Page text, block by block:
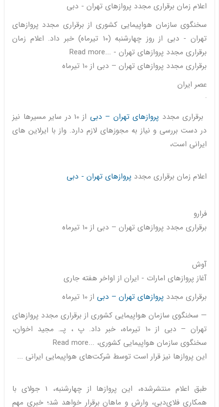
اعلام زمان برقراری مجدد پروازهای تهران - دبی
سخنگوی سازمان هواپیمایی کشوری از برقراری مجدد پروازهای
تهران - دبی از روز چهارشنبه (10 تیرماه) خبر داد. اعلام زمان
برقراری مجدد پروازهای تهران - ...Read more
برقراری مجدد پروازهای تهران – دبی از 10 تیرماه
عصر ایران
·
برقراری مجدد پروازهای تهران – دبی
از 10 در سایر مسیرها نیز
در دست بررسی و نیاز به مجوزهای لازم دارد. واز با ایرلاین های
ایرانی است،
اعلام زمان برقراری مجدد پروازهای تهران - دبی
فرارو
برقراری مجدد پروازهای تهران – دبی از 10 تیرماه
آوش
آغاز پروازهای امارات - ایران از اواخر هفته جاری
برقراری مجدد پروازهای تهران – دبی از 10 تیرماه
— سخنگوی سازمان هواپیمایی کشوری از برقراری مجدد پروازهای
تهران – دبی از 10 تیرماه، خبر داد. پ ، پـ. مجید اخوان،
سخنگوی سازمان هواپیمایی کشوری، ...Read more
این پروازها نیز قرار است توسط شرکت‌های هواپیمایی ایرانی ...
طبق اعلام منتشرشده، این پروازها از چهارشنبه، 1 جولای با
همکاری فلای‌دبی، وارش و ماهان برقرار خواهد شد؛ خبری مهم